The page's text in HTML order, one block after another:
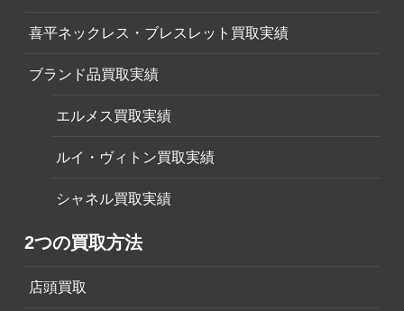
喜平ネックレス・ブレスレット買取実績
ブランド品買取実績
エルメス買取実績
ルイ・ヴィトン買取実績
シャネル買取実績
2つの買取方法
店頭買取